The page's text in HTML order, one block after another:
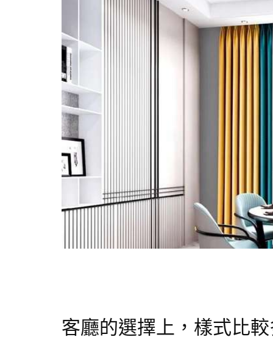
客廳的選擇上，樣式比